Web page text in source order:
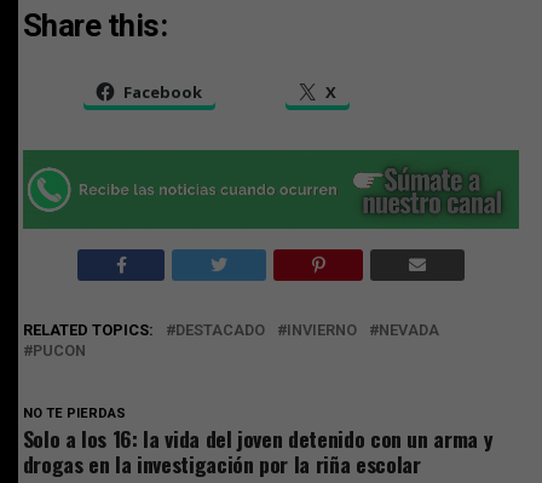
Share this:
Facebook X
RELATED TOPICS: DESTACADO INVIERNO
NEVADA
PUCON
NO TE PIERDAS
Solo a los 16: la vida del joven detenido con un arma y
drogas en la investigación por la riña escolar